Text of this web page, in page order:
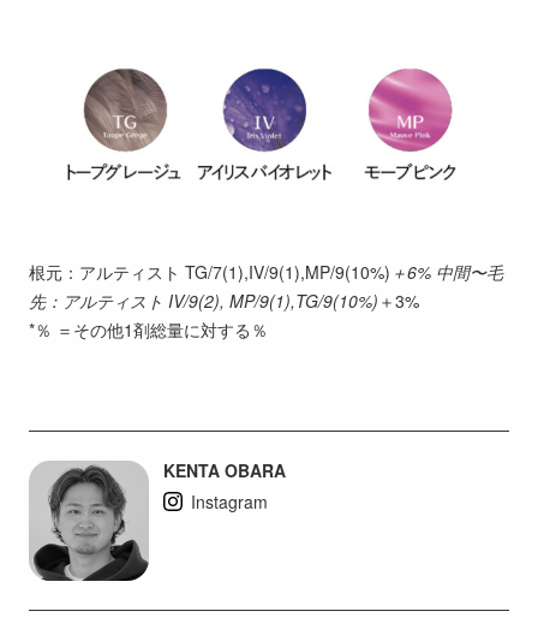
根元：アルティスト TG/7(1),IV/9(1),MP/9(10%) ＋6% 中間〜毛
先：アルティスト IV/9(2), MP/9(1),TG/9(10%) ＋3%
*％ ＝その他1剤総量に対する％
KENTA OBARA
Instagram